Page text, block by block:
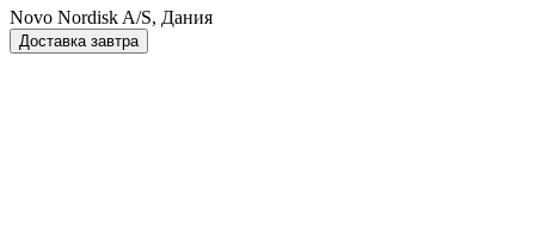
Novo Nordisk A/S, Дания
Доставка завтра